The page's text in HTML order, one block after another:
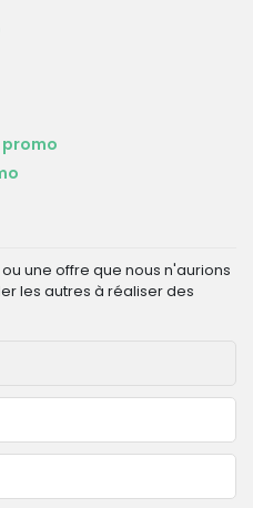
une offre que nous n'aurions
les autres à réaliser des